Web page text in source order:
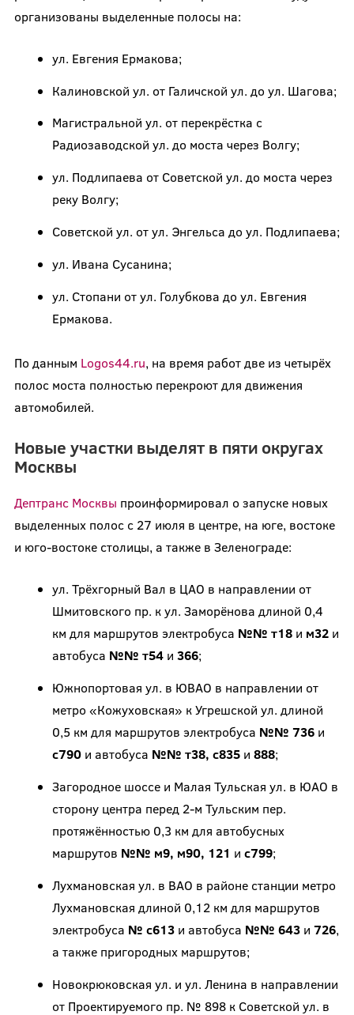
организованы выделенные полосы на:
ул. Евгения Ермакова;
Калиновской ул. от Галичской ул. до ул. Шагова;
Магистральной ул. от перекрёстка с
Радиозаводской ул. до моста через Волгу;
ул. Подлипаева от Советской ул. до моста через
реку Волгу;
Советской ул. от ул. Энгельса до ул. Подлипаева;
ул. Ивана Сусанина;
ул. Стопани от ул. Голубкова до ул. Евгения
Ермакова.
По данным Logos44.ru, на время работ две из четырёх
полос моста полностью перекроют для движения
автомобилей.
Новые участки выделят в пяти округах
Москвы
Дептранс Москвы проинформировал о запуске новых
выделенных полос с 27 июля в центре, на юге, востоке
и юго-востоке столицы, а также в Зеленограде:
ул. Трёхгорный Вал в ЦАО в направлении от
Шмитовского пр. к ул. Заморёнова длиной 0,4
км для маршрутов электробуса №№ т18и м32 и
автобуса №№ т54и 366;
Южнопортовая ул. в ЮВАО в направлении от
метро «Кожуховская» к Угрешской ул. длиной
0,5 км для маршрутов электробуса №№ 736и
с790и автобуса №№ т38, с835и 888;
Загородное шоссе и Малая Тульская ул. в ЮАО в
сторону центра перед 2-м Тульским пер.
протяжённостью 0,3 км для автобусных
маршрутов №№ м9, м90, 121 и с799;
Лухмановская ул. в ВАО в районе станции метро
Лухмановская длиной 0,12 км для маршрутов
электробуса № с613и автобуса №№ 643и 726,
а также пригородных маршрутов;
Новокрюковская ул. и ул. Ленина в направлении
от Проектируемого пр. № 898 к Советской ул. в